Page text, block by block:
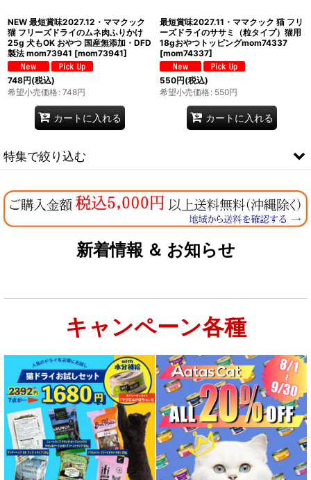
NEW 最短賞味2027.12・ママクック
猫 フリーズドライのムネ肉ふりかけ
25g 犬もOK おやつ 国産無添加・DFD
製法 mom73941 [mom73941]
748円(税込)
希望小売価格: 748円
カートに入れる
最短賞味2027.11・ママクック 猫 フリ
ーズドライのササミ（粒タイプ）猫用
18gおやつトッピングmom74337
[mom74337]
550円(税込)
希望小売価格: 550円
カートに入れる
特集で絞り込む
なちゅのオリジナルセット
お試しドライフード少量パック犬用
特集：大型犬＆多頭飼い用：セット＆大袋ドッグフード
特集 グリーントライプ（第４胃）とは
特集 フリーズドライ
特集 エアドライフード
新着情報 ＆ お知らせ
キャンペーン各種